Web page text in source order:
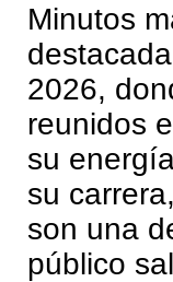
Minutos
2026,
reunidos
su
su
son una
público